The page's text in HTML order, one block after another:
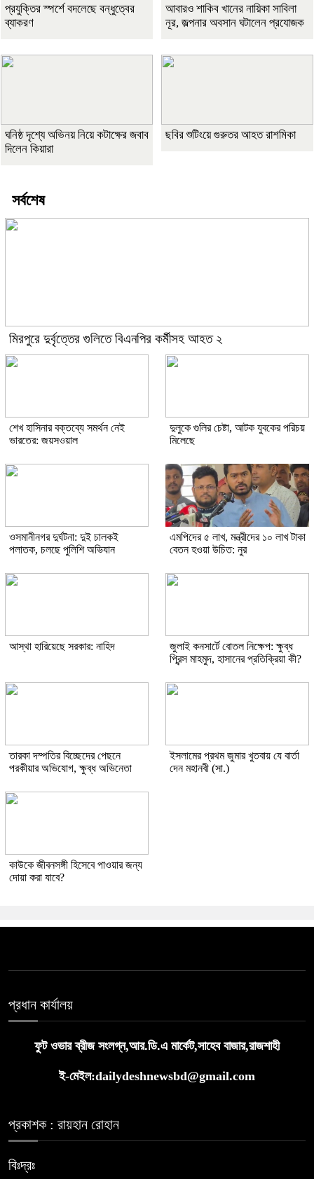
প্রযুক্তির স্পর্শে বদলেছে বন্ধুত্বের
ব্যাকরণ
আবারও শাকিব খানের নায়িকা সাবিলা
নূর, জল্পনার অবসান ঘটালেন প্রযোজক
ঘনিষ্ঠ দৃশ্যে অভিনয় নিয়ে কটাক্ষের জবাব
দিলেন কিয়ারা
ছবির শুটিংয়ে গুরুতর আহত রাশমিকা
সর্বশেষ
মিরপুরে দুর্বৃত্তের গুলিতে বিএনপির কর্মীসহ আহত ২
শেখ হাসিনার বক্তব্যে সমর্থন নেই
ভারতের: জয়সওয়াল
দুলুকে গুলির চেষ্টা, আটক যুবকের পরিচয়
মিলেছে
ওসমানীনগর দুর্ঘটনা: দুই চালকই
পলাতক, চলছে পুলিশি অভিযান
এমপিদের ৫ লাখ, মন্ত্রীদের ১০ লাখ টাকা
বেতন হওয়া উচিত: নুর
আস্থা হারিয়েছে সরকার: নাহিদ
জুলাই কনসার্টে বোতল নিক্ষেপ: ক্ষুব্ধ
প্রিন্স মাহমুদ, হাসানের প্রতিক্রিয়া কী?
তারকা দম্পতির বিচ্ছেদের পেছনে
পরকীয়ার অভিযোগ, ক্ষুব্ধ অভিনেতা
ইসলামের প্রথম জুমার খুতবায় যে বার্তা
দেন মহানবী (সা.)
কাউকে জীবনসঙ্গী হিসেবে পাওয়ার জন্য
দোয়া করা যাবে?
প্রধান কার্যালয়
ফুট ওভার ব্রীজ সংলগ্ন,আর.ডি.এ মার্কেট,সাহেব বাজার,রাজশাহী
ই-মেইল:dailydeshnewsbd@gmail.com
প্রকাশক : রায়হান রোহান
বিঃদ্রঃ